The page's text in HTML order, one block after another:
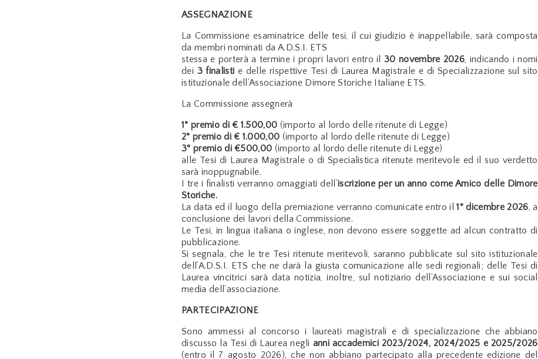
ASSEGNAZIONE
La Commissione esaminatrice delle tesi, il cui giudizio è inappellabile, sarà composta
da membri nominati da A.D.S.I. ETS
stessa e porterà a termine i propri lavori entro il30 novembre 2026, indicando i nomi
dei 3 finalisti e delle rispettive Tesi di Laurea Magistrale e di Specializzazione sul sito
istituzionale dell’Associazione Dimore Storiche Italiane ETS.
La Commissione assegnerà
1° premio di € 1.500,00 (importo al lordo delle ritenute di Legge)
2° premio di € 1.000,00 (importo al lordo delle ritenute di Legge)
3° premio di €500,00 (importo al lordo delle ritenute di Legge)
alle Tesi di Laurea Magistrale o di Specialistica ritenute meritevole ed il suo verdetto
sarà inoppugnabile.
I tre i finalisti verranno omaggiati dell’iscrizione per un anno come Amico delle Dimore
Storiche.
La data ed il luogo della premiazione verranno comunicate entro il1° dicembre 2026, a
conclusione dei lavori della Commissione.
Le Tesi, in lingua italiana o inglese, non devono essere soggette ad alcun contratto di
pubblicazione.
Si segnala, che le tre Tesi ritenute meritevoli, saranno pubblicate sul sito istituzionale
dell’A.D.S.I. ETS che ne darà la giusta comunicazione alle sedi regionali; delle Tesi di
Laurea vincitrici sarà data notizia, inoltre, sul notiziario dell’Associazione e sui social
media dell’associazione.
PARTECIPAZIONE
Sono ammessi al concorso i laureati magistrali e di specializzazione che abbiano
discusso la Tesi di Laurea negli anni accademici 2023/2024, 2024/2025 e 2025/2026
(entro il 7 agosto 2026), che non abbiano partecipato alla precedente edizione del